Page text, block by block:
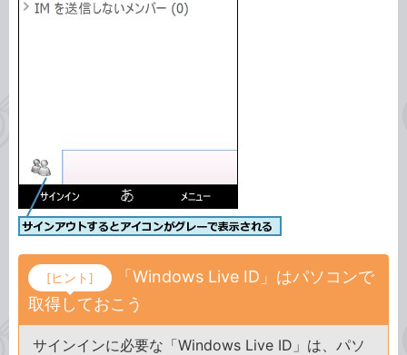
[ヒント]
「Windows Live ID」はパソコンで
取得しておこう
サインインに必要な「Windows Live ID」は、パソ